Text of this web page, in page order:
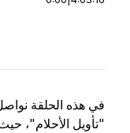
في هذه الحلقة
"تأويل الأحلام"،